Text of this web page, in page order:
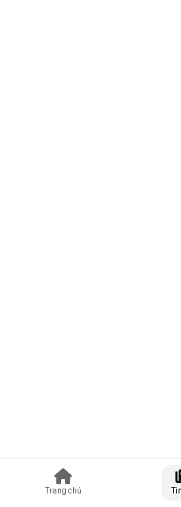
Trang chủ